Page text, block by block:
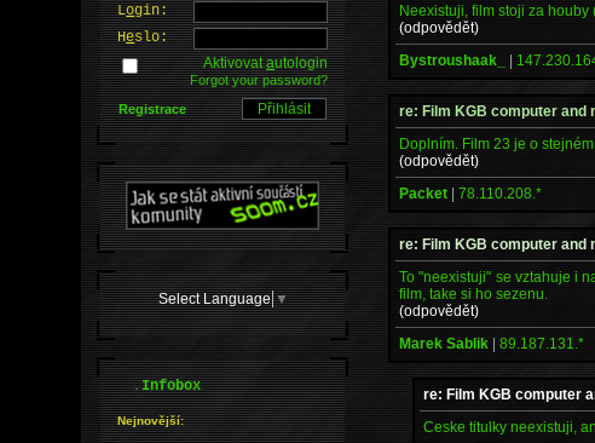
Neexistuji, film stoji za
(odpovědět)
Bystroushaak_
|
re: Film KGB computer and
Doplním. Film 23 je o
(odpovědět)
Packet |78.110.208.*
re: Film KGB computer and
To "neexistuji" se vztahuje i
film, take si ho sezenu.
(odpovědět)
Marek Sablik |89.187.131.*
re: Film KGB computer
Ceske titulky neexistuji,
Login:
Heslo:
Aktivovatautologin
Forgot your password?
Registrace
Select Language ▼
.Infobox
Nejnovější: